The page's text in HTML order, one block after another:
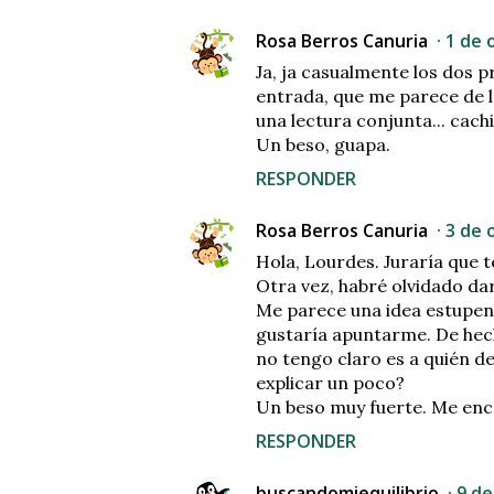
Rosa Berros Canuria 1 de
Ja, ja casualmente los dos
entrada, que me parece
una lectura conjunta...
Un beso, guapa.
RESPONDER
Rosa Berros Canuria 3 de
Hola, Lourdes. Juraría que
Otra vez, habré olvidado
Me parece una idea
gustaría apuntarme. De
no tengo claro es a quién
explicar un poco?
Un beso muy fuerte. Me
RESPONDER